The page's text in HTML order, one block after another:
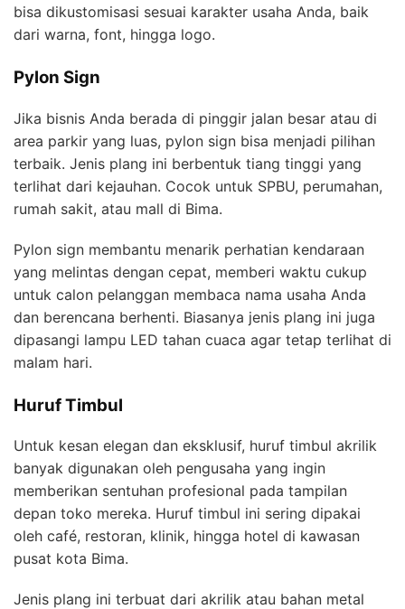
bisa dikustomisasi sesuai karakter usaha Anda, baik
dari warna, font, hingga logo.
Pylon Sign
Jika bisnis Anda berada di pinggir jalan besar atau di
area parkir yang luas, pylon sign bisa menjadi pilihan
terbaik. Jenis plang ini berbentuk tiang tinggi yang
terlihat dari kejauhan. Cocok untuk SPBU, perumahan,
rumah sakit, atau mall di Bima.
Pylon sign membantu menarik perhatian kendaraan
yang melintas dengan cepat, memberi waktu cukup
untuk calon pelanggan membaca nama usaha Anda
dan berencana berhenti. Biasanya jenis plang ini juga
dipasangi lampu LED tahan cuaca agar tetap terlihat di
malam hari.
Huruf Timbul
Untuk kesan elegan dan eksklusif, huruf timbul akrilik
banyak digunakan oleh pengusaha yang ingin
memberikan sentuhan profesional pada tampilan
depan toko mereka. Huruf timbul ini sering dipakai
oleh café, restoran, klinik, hingga hotel di kawasan
pusat kota Bima.
Jenis plang ini terbuat dari akrilik atau bahan metal